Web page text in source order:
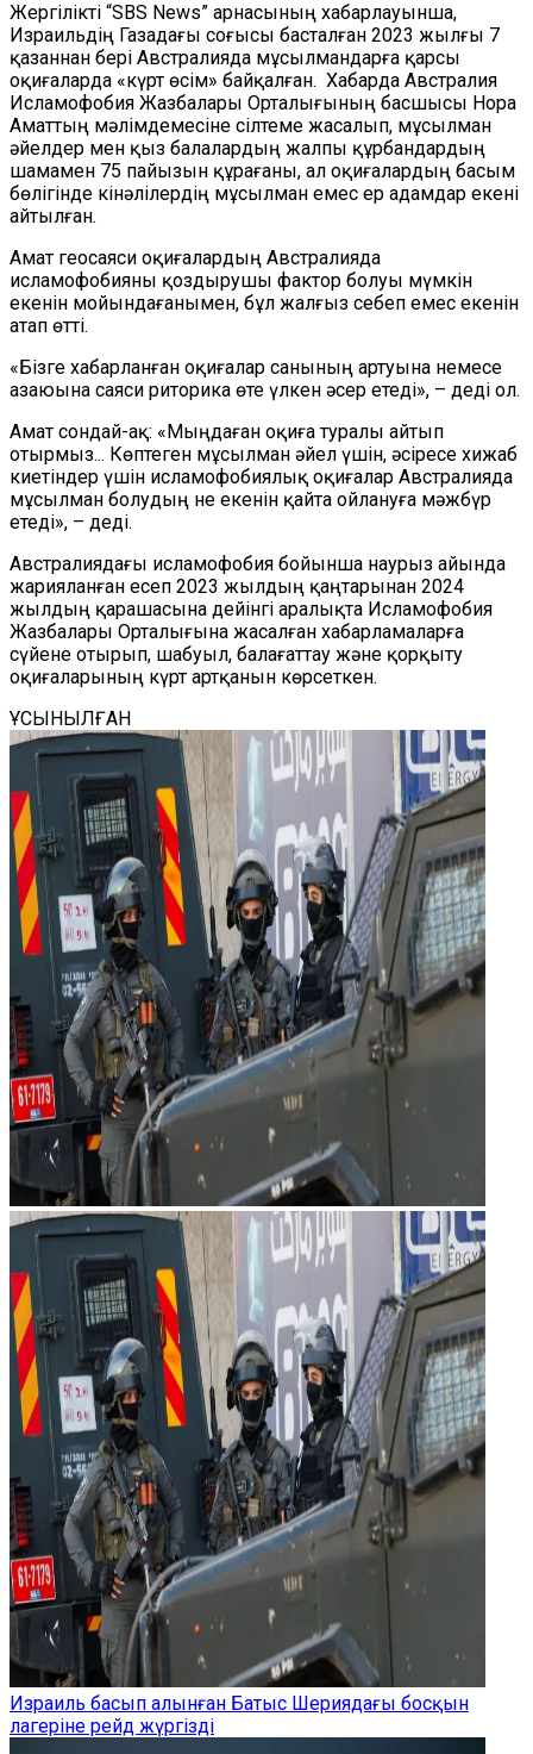
Жергілікті “SBS News” арнасының хабарлауынша,
Израильдің Газадағы соғысы басталған 2023 жылғы 7
қазаннан бері Австралияда мұсылмандарға қарсы
оқиғаларда «күрт өсім» байқалған. Хабарда Австралия
Исламофобия Жазбалары Орталығының басшысы Нора
Аматтың мәлімдемесіне сілтеме жасалып, мұсылман
әйелдер мен қыз балалардың жалпы құрбандардың
шамамен 75 пайызын құрағаны, ал оқиғалардың басым
бөлігінде кінәлілердің мұсылман емес ер адамдар екені
айтылған.
Амат геосаяси оқиғалардың Австралияда
исламофобияны қоздырушы фактор болуы мүмкін
екенін мойындағанымен, бұл жалғыз себеп емес екенін
атап өтті.
«Бізге хабарланған оқиғалар санының артуына немесе
азаюына саяси риторика өте үлкен әсер етеді», – деді ол.
Амат сондай-ақ: «Мыңдаған оқиға туралы айтып
отырмыз... Көптеген мұсылман әйел үшін, әсіресе хижаб
киетіндер үшін исламофобиялық оқиғалар Австралияда
мұсылман болудың не екенін қайта ойлануға мәжбүр
етеді», – деді.
Австралиядағы исламофобия бойынша наурыз айында
жарияланған есеп 2023 жылдың қаңтарынан 2024
жылдың қарашасына дейінгі аралықта Исламофобия
Жазбалары Орталығына жасалған хабарламаларға
сүйене отырып, шабуыл, балағаттау және қорқыту
оқиғаларының күрт артқанын көрсеткен.
ҰСЫНЫЛҒАН
Израиль басып алынған Батыс Шериядағы босқын
лагеріне рейд жүргізді